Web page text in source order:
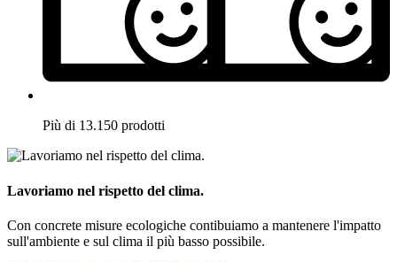
Più di 13.150 prodotti
Lavoriamo nel rispetto del clima.
Con concrete misure ecologiche contibuiamo a mantenere l'impatto
sull'ambiente e sul clima il più basso possibile.